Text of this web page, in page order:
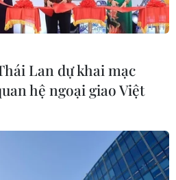
Lan dự khai mạc
hệ ngoại giao Việt